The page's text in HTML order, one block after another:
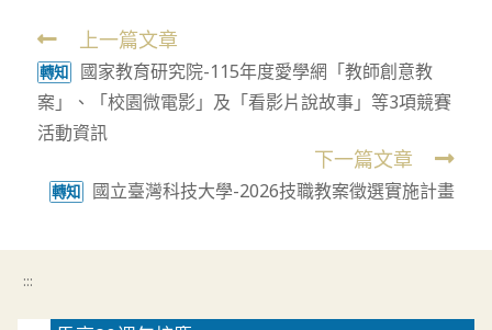
Read
more
articles
上一篇文章
轉知
國家教育研究院-115年度愛學網「教師創意教
案」、「校園微電影」及「看影片說故事」等3項競賽
活動資訊
下一篇文章
轉知 國立臺灣科技大學-2026技職教案徵選實施計畫
:::